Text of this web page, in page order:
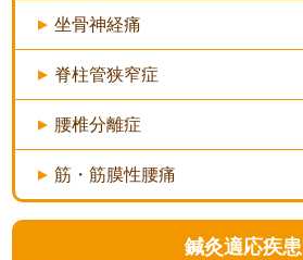
坐骨神経痛
脊柱管狭窄症
腰椎分離症
筋・筋膜性腰痛
鍼灸適応疾患